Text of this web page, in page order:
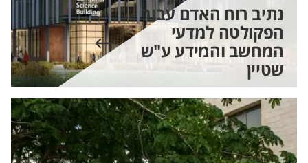
נתיב רוח האדם עבור
הפקולטה למדעי
המחשב והמידע ע"ש
שטיין